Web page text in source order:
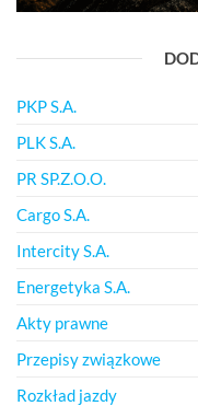
PKP S.A.
PLK S.A.
PR SP.Z.O.O.
Cargo S.A.
Intercity S.A.
Energetyka S.A.
Akty prawne
Przepisy związkowe
Rozkład jazdy